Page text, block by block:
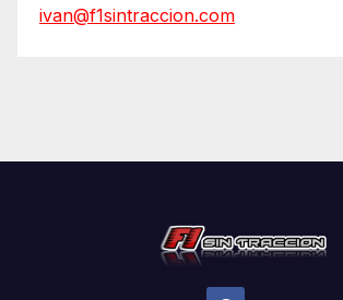
ivan@f1sintraccion.com